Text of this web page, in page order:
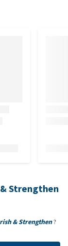
Strengthen
& Strengthen?